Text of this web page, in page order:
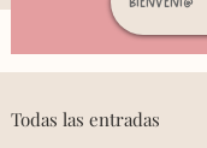
Todas las entradas